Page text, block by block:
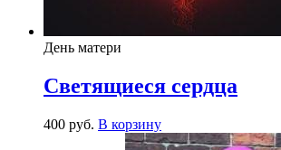
День матери
Светящиеся сердца
400 руб. В корзину